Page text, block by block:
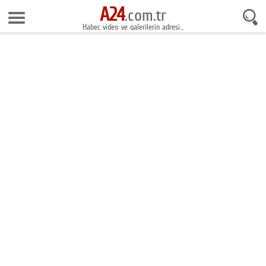
7 Ağustos 2026 23:52:07
Anasayfa
A24.com.tr
Haber, video ve galerilerin adresi...